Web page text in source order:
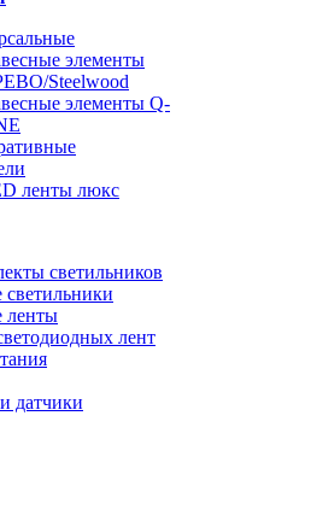
элементы
Steelwood
элементы Q-
светильников
ленты
лент
датчики